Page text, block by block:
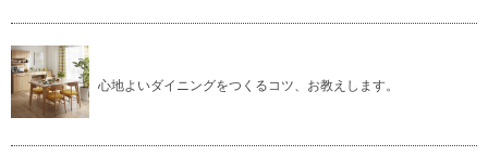
心地よいダイニングをつくるコツ、お教えします。